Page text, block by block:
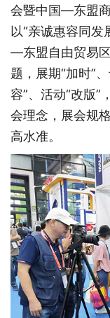
会暨中国—东盟
以“亲诚惠容同
—东盟自由贸易
题，展期“加时”
容”、活动“改版”
会理念，展会规
高水准。